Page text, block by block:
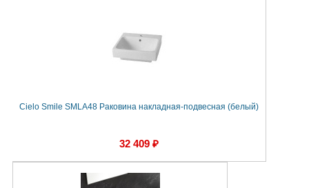
Cielo Smile SMLA48 Раковина накладная-подвесная (белый)
32 409 ₽